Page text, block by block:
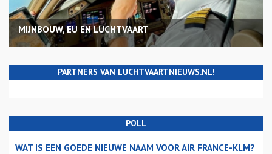
MIJNBOUW, EU EN LUCHTVAART
PARTNERS VAN LUCHTVAARTNIEUWS.NL!
POLL
WAT IS EEN GOEDE NIEUWE NAAM VOOR AIR FRANCE-KLM?